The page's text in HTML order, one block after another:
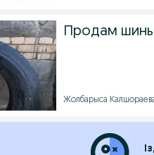
Продам
Жолбарыса Калшораева